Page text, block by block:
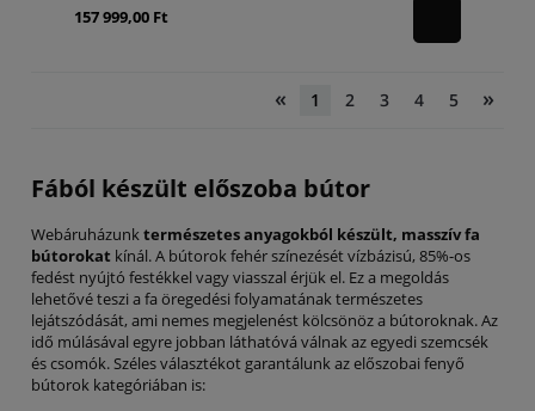
157 999,00 Ft
« 1 2 3 4 5 »
Fából készült előszoba bútor
Webáruházunktermészetes anyagokból készült, masszív fa
bútorokat kínál. A bútorok fehér színezését vízbázisú, 85%-os
fedést nyújtó festékkel vagy viasszal érjük el. Ez a megoldás
lehetővé teszi a fa öregedési folyamatának természetes
lejátszódását, ami nemes megjelenést kölcsönöz a bútoroknak. Az
idő múlásával egyre jobban láthatóvá válnak az egyedi szemcsék
és csomók. Széles választékot garantálunk az előszobai fenyő
bútorok kategóriában is: